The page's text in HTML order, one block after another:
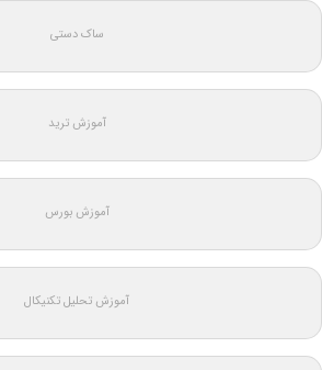
ساک دستی
آموزش ترید
آموزش بورس
آموزش تحلیل تکنیکال